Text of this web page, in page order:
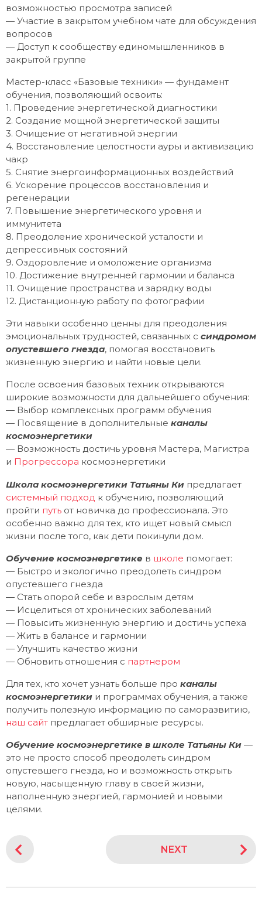
возможностью просмотра записей
— Участие в закрытом учебном чате для обсуждения
вопросов
— Доступ к сообществу единомышленников в
закрытой группе
Мастер-класс «Базовые техники» — фундамент
обучения, позволяющий освоить:
1. Проведение энергетической диагностики
2. Создание мощной энергетической защиты
3. Очищение от негативной энергии
4. Восстановление целостности ауры и активизацию
чакр
5. Снятие энергоинформационных воздействий
6. Ускорение процессов восстановления и
регенерации
7. Повышение энергетического уровня и
иммунитета
8. Преодоление хронической усталости и
депрессивных состояний
9. Оздоровление и омоложение организма
10. Достижение внутренней гармонии и баланса
11. Очищение пространства и зарядку воды
12. Дистанционную работу по фотографии
Эти навыки особенно ценны для преодоления
эмоциональных трудностей, связанных с синдромом
опустевшего гнезда, помогая восстановить
жизненную энергию и найти новые цели.
После освоения базовых техник открываются
широкие возможности для дальнейшего обучения:
— Выбор комплексных программ обучения
— Посвящение в дополнительные каналы
космоэнергетики
— Возможность достичь уровня Мастера, Магистра
и Прогрессора космоэнергетики
Школа космоэнергетики Татьяны Ки предлагает
системный подход к обучению, позволяющий
пройти путь от новичка до профессионала. Это
особенно важно для тех, кто ищет новый смысл
жизни после того, как дети покинули дом.
Обучение космоэнергетике в школе помогает:
— Быстро и экологично преодолеть синдром
опустевшего гнезда
— Стать опорой себе и взрослым детям
— Исцелиться от хронических заболеваний
— Повысить жизненную энергию и достичь успеха
— Жить в балансе и гармонии
— Улучшить качество жизни
— Обновить отношения с партнером
Для тех, кто хочет узнать больше про каналы
космоэнергетики и программах обучения, а также
получить полезную информацию по саморазвитию,
наш сайт предлагает обширные ресурсы.
Обучение космоэнергетике в школе Татьяны Ки —
это не просто способ преодолеть синдром
опустевшего гнезда, но и возможность открыть
новую, насыщенную главу в своей жизни,
наполненную энергией, гармонией и новыми
целями.
NEXT